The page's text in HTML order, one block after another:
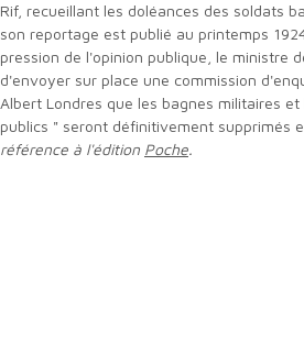
Rif, recueillant les doléances des soldats
son reportage est publié au printemps
pression de l'opinion publique, le ministre
d'envoyer sur place une commission
Albert Londres que les bagnes militaires
publics " seront définitivement supprimés
référence à l'édition Poche.